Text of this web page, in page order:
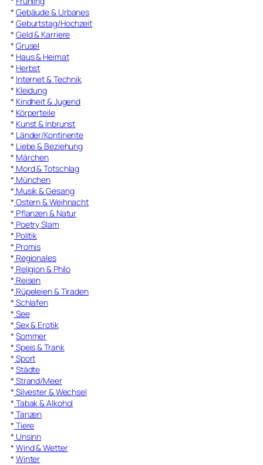
* Gebäude & Urbanes
* Geburtstag/Hochzeit
* Geld & Karriere
* Grusel
* Haus & Heimat
* Herbst
* Internet & Technik
* Kleidung
* Kindheit & Jugend
* Körperteile
* Kunst & Inbrunst
* Länder/Kontinente
* Liebe & Beziehung
* Märchen
* Mord & Totschlag
* München
* Musik & Gesang
* Ostern & Weihnacht
* Pflanzen & Natur
* Poetry Slam
* Politik
* Promis
* Regionales
* Religion & Philo
* Reisen
* Rüpeleien & Tiraden
* Schlafen
* See
* Sex & Erotik
* Sommer
* Speis & Trank
* Sport
* Städte
* Strand/Meer
* Silvester & Wechsel
* Tabak & Alkohol
* Tanzen
* Tiere
* Unsinn
* Wind & Wetter
* Winter